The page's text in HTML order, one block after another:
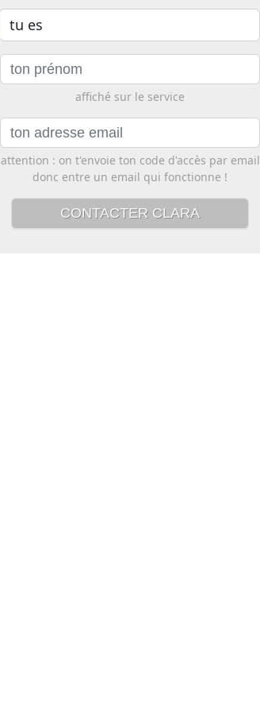
affiché sur le service
attention : on t'envoie ton code d'accès par email
donc entre un email qui fonctionne !
CONTACTER CLARA